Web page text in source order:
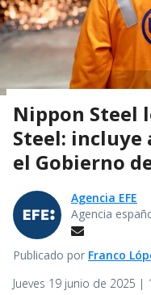
Nippon Steel
Steel: incluye
el Gobierno
Agencia EFE
Agencia
Publicado por Franco
Jueves 19 junio de 2025 |